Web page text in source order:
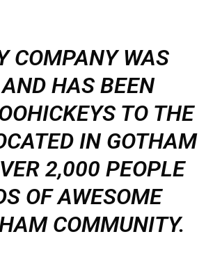
COMPANY WAS
HAS BEEN
TO THE
IN GOTHAM
2,000 PEOPLE
OF AWESOME
COMMUNITY.